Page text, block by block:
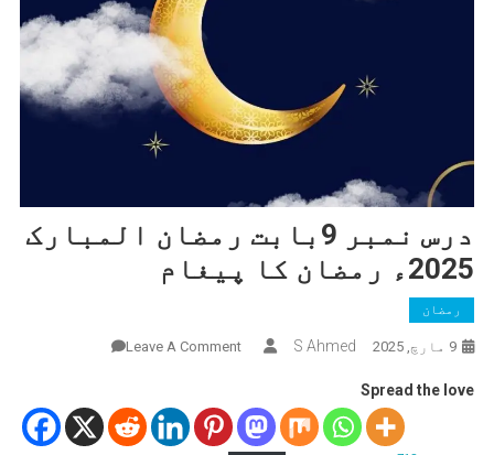
درس نمبر 9بابت رمضان المبارک
2025ء رمضان کا پیغام
رمضان
9 مارچ, 2025 S Ahmed
Leave A Comment
9بابت
رمضان
Spread the love